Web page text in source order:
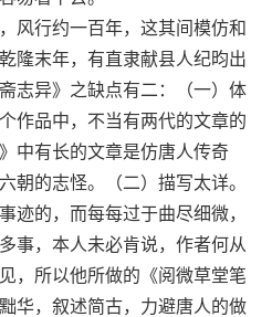
行约一百年，这其间模仿和
隆末年，有直隶献县人纪昀出
志异》之缺点有二：（一）体
作品中，不当有两代的文章的
中有长的文章是仿唐人传奇
朝的志怪。（二）描写太详。
迹的，而每每过于曲尽细微，
事，本人未必肯说，作者何从
，所以他所做的《阅微草堂笔
华，叙述简古，力避唐人的做